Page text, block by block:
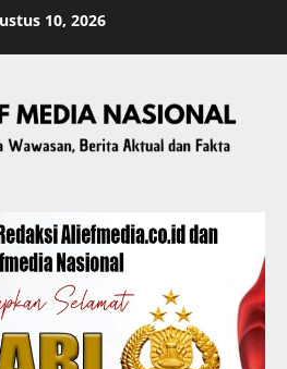
10, 2026